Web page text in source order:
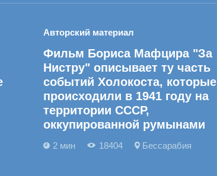
Авторский материал
Фильм Бориса Мафцира "За
Нистру" описывает ту часть
событий Холокоста, которые
происходили в 1941 году на
территории СССР,
оккупированной румынами
2 мин 18404 Бессарабия